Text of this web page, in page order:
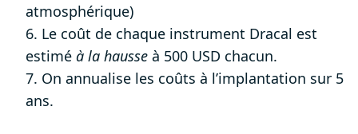
atmosphérique)
6. Le coût de chaque instrument Dracal est
estimé à la hausse à 500 USD chacun.
7. On annualise les coûts à l’implantation sur 5
ans.